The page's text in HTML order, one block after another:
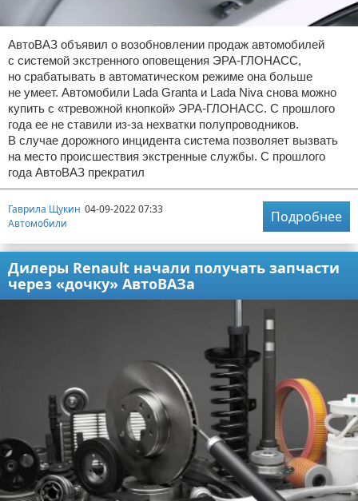
АвтоВАЗ объявил о возобновлении продаж автомобилей
с системой экстренного оповещения ЭРА-ГЛОНАСС,
но срабатывать в автоматическом режиме она больше
не умеет. Автомобили Lada Granta и Lada Niva снова можно
купить с «тревожной кнопкой» ЭРА-ГЛОНАСС. С прошлого
года ее не ставили из-за нехватки полупроводников.
В случае дорожного инцидента система позволяет вызвать
на место происшествия экстренные службы. С прошлого
года АвтоВАЗ прекратил
Гаврила Щукин 04-09-2022 07:33
Автомобили
Подробнее
Дилеры Renault начали получать запчасти
через «дочку» АвтоВАЗа